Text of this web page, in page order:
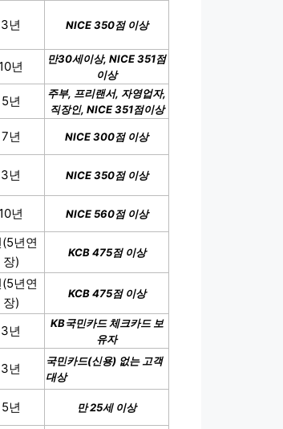
3년 NICE 350점 이상
10년
만30세이상, NICE 351점
이상
5년
주부, 프리랜서, 자영업자,
직장인, NICE 351점이상
7년 NICE 300점 이상
3년 NICE 350점 이상
10년 NICE 560점 이상
(5년연
장)
KCB 475점 이상
(5년연
장)
KCB 475점 이상
3년
KB국민카드 체크카드 보
유자
3년
국민카드(신용) 없는 고객
대상
5년 만 25세 이상